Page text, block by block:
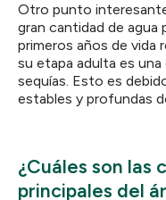
Otro punto
gran cantidad de agua
primeros años de vida
su etapa adulta es
sequías. Esto es
estables y profundas
¿Cuáles son las
principales del